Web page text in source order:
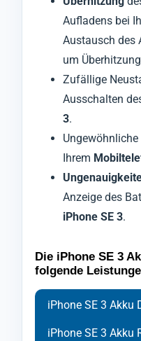
Aufladens bei
Austausch des
um
Zufällige
Ausschalten
3.
Ihrem
Anzeige des
iPhone SE 3.
Die iPhone SE 3
folgende
iPhone SE 3 Akku
iPhone SE 3 Akku